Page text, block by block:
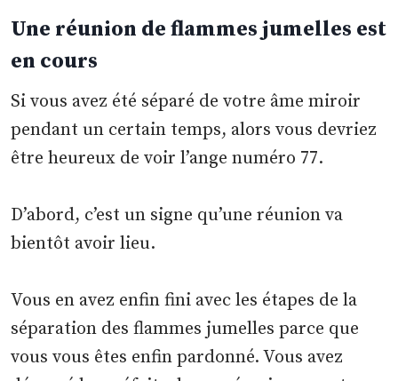
Une réunion de flammes jumelles est
en cours
Si vous avez été séparé de votre âme miroir
pendant un certain temps, alors vous devriez
être heureux de voir l’ange numéro 77.
D’abord, c’est un signe qu’une réunion va
bientôt avoir lieu.
Vous en avez enfin fini avec les étapes de la
séparation des flammes jumelles parce que
vous vous êtes enfin pardonné. Vous avez